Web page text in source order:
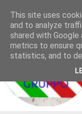
This site uses
and to analyze
shared with
metrics to ensure
statistics, and to